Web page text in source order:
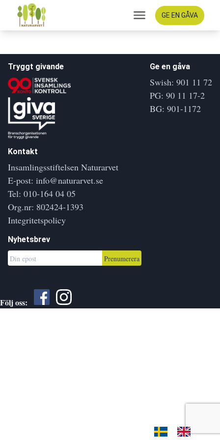
GE EN GÅVA
Tryggt givande Ge en gåva
Swish: 901 11 72
PG: 90 11 17-2
BG: 901-1172
Kontakt
Insamlingsstiftelsen Naturarvet
E-post: info@naturarvet.se
Tel: 010-164 04 05
Org.nr: 802424-1393
Integritetspolicy
Nyhetsbrev
Prenumerera
Följ oss: